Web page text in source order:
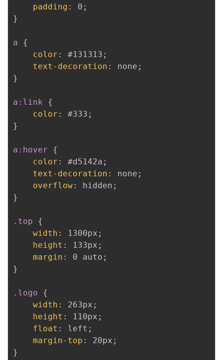
padding : 0 ;
}
a
{
color : #131313 ;
text-decoration : none ;
}
a:link
{
color : #333 ;
}
a:hover
{
color : #d5142a ;
text-decoration : none ;
overflow: hidden ;
}
.top
{
width : 1300px ;
height : 133px ;
margin : 0 auto ;
}
.logo
{
width : 263px ;
height : 110px ;
float : left ;
margin-top : 20px ;
}